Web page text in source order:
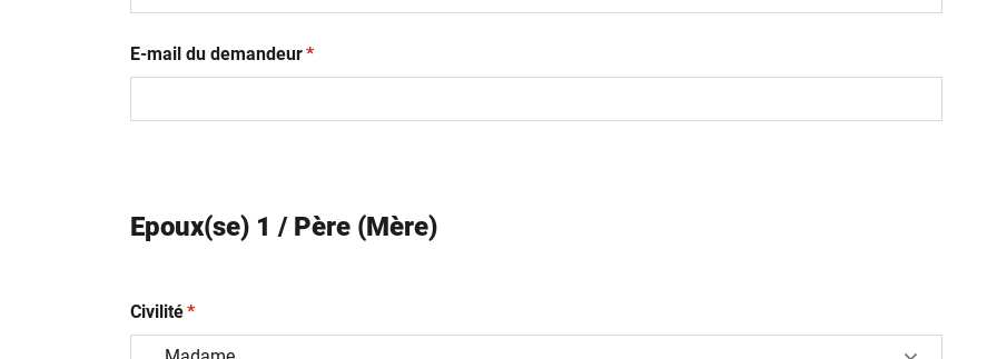
E-mail du demandeur(obligatoire)
*
Epoux(se) 1 / Père (Mère)
Civilité(obligatoire)
*